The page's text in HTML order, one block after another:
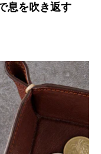
息を吹き返す